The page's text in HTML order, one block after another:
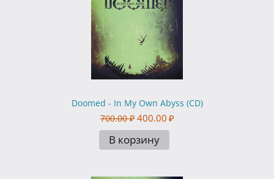
Doomed - In My Own Abyss (CD)
700.00 ₽ 400.00 ₽
В корзину